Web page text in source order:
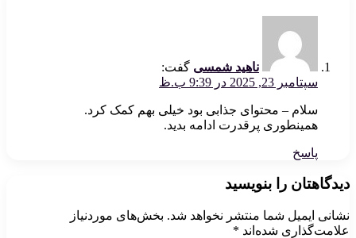
ناهید شمسی گفت:
سپتامبر 23, 2025 در 9:39 ب.ظ
سلام – محتوای جذابی بود خیلی بهم کمک کرد.
همینطوری پرقدرت ادامه بدید.
پاسخ
دیدگاهتان را بنویسید
نشانی ایمیل شما منتشر نخواهد شد. بخش‌های موردنیاز
علامت‌گذاری شده‌اند *